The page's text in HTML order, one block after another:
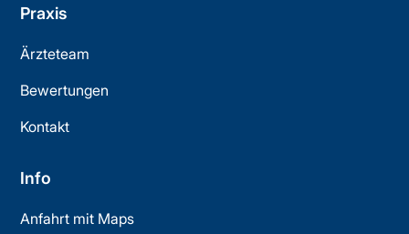
Praxis
Ärzteteam
Bewertungen
Kontakt
Info
Anfahrt mit Maps